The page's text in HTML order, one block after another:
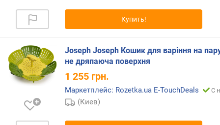
л
о
с
т
и
о
Купить!
Joseph Joseph Кошик для варіння на
не дряпаюча поверхня
1 255 грн.
Маркетплейс: Rozetka.ua E-TouchDeals С
(Киев)